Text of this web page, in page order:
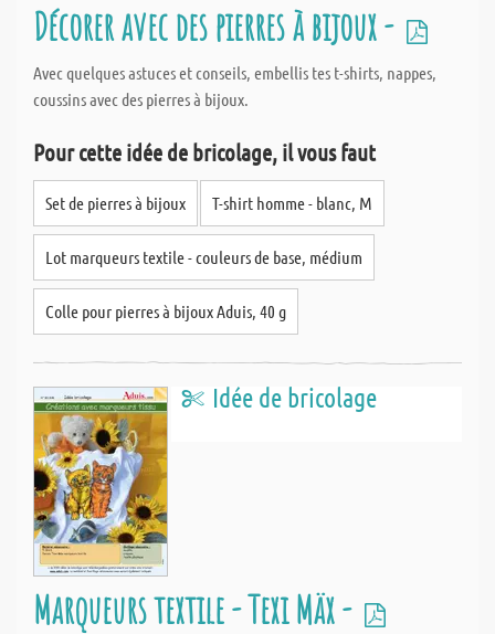
Décorer avec des pierres à bijoux -
Avec quelques astuces et conseils, embellis tes t-shirts, nappes,
coussins avec des pierres à bijoux.
Pour cette idée de bricolage, il vous faut
Set de pierres à bijoux T-shirt homme - blanc, M
Lot marqueurs textile - couleurs de base, médium
Colle pour pierres à bijoux Aduis, 40 g
Idée de bricolage
Marqueurs textile - Texi Mäx -